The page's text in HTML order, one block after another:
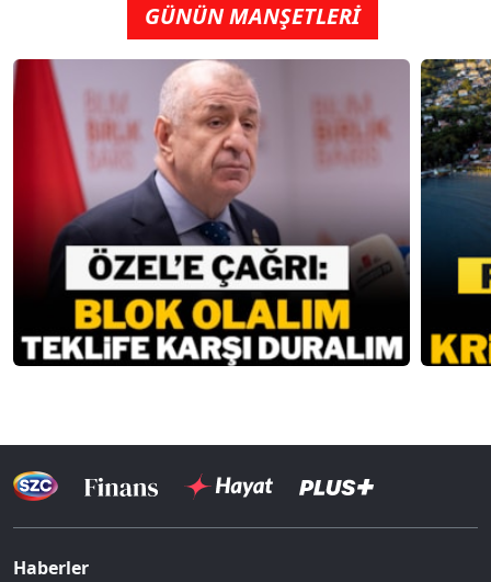
GÜNÜN MANŞETLERİ
Haberler